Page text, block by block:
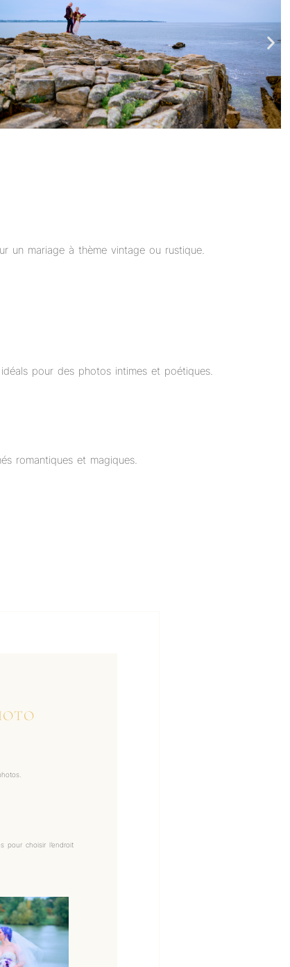
un mariage à thème vintage ou rustique.
pour des photos intimes et poétiques.
romantiques et magiques.
pour choisir l’endroit